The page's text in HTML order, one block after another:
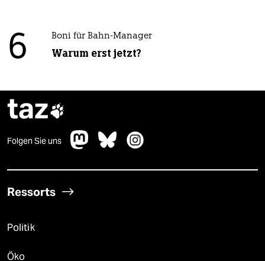
6 Boni für Bahn-Manager
Warum erst jetzt?
taz
Folgen Sie uns
Ressorts
Politik
Öko